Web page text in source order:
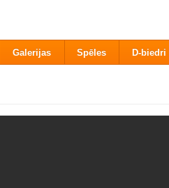
Galerijas Spēles D-biedri